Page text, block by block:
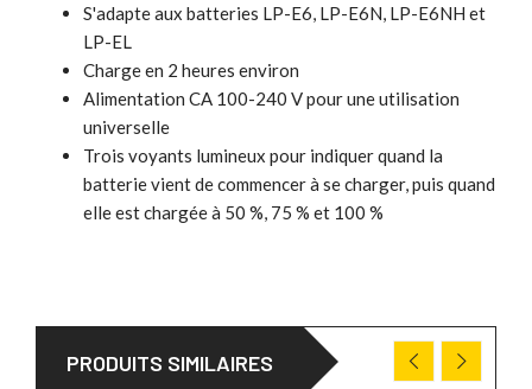
S'adapte aux batteries LP-E6, LP-E6N, LP-E6NH et
LP-EL
Charge en 2 heures environ
Alimentation CA 100-240 V pour une utilisation
universelle
Trois voyants lumineux pour indiquer quand la
batterie vient de commencer à se charger, puis quand
elle est chargée à 50 %, 75 % et 100 %
PRODUITS SIMILAIRES